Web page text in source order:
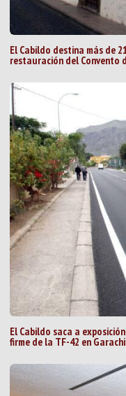
El Cabildo destina más de
restauración del Convento
El Cabildo saca a
firme de la TF-42 en